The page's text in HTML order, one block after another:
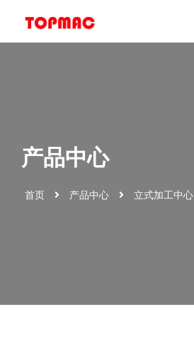
产品中心
首页 产品中心 立式加工中心